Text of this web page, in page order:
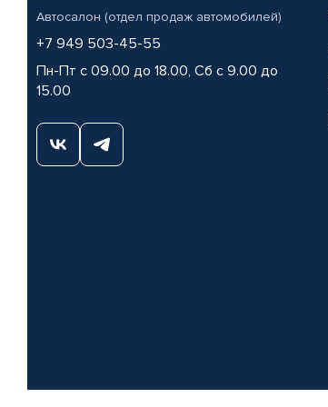
Автосалон (отдел продаж автомобилей)
+7 949 503-45-55
Пн-Пт с 09.00 до 18.00, Сб с 9.00 до
15.00